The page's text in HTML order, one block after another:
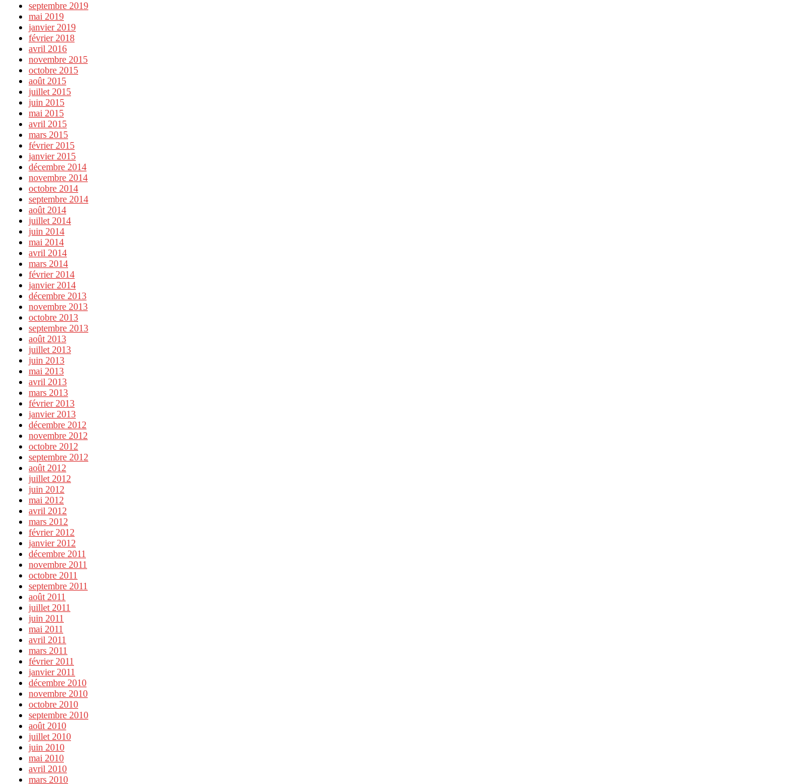
septembre 2019
mai 2019
janvier 2019
février 2018
avril 2016
novembre 2015
octobre 2015
août 2015
juillet 2015
juin 2015
mai 2015
avril 2015
mars 2015
février 2015
janvier 2015
décembre 2014
novembre 2014
octobre 2014
septembre 2014
août 2014
juillet 2014
juin 2014
mai 2014
avril 2014
mars 2014
février 2014
janvier 2014
décembre 2013
novembre 2013
octobre 2013
septembre 2013
août 2013
juillet 2013
juin 2013
mai 2013
avril 2013
mars 2013
février 2013
janvier 2013
décembre 2012
novembre 2012
octobre 2012
septembre 2012
août 2012
juillet 2012
juin 2012
mai 2012
avril 2012
mars 2012
février 2012
janvier 2012
décembre 2011
novembre 2011
octobre 2011
septembre 2011
août 2011
juillet 2011
juin 2011
mai 2011
avril 2011
mars 2011
février 2011
janvier 2011
décembre 2010
novembre 2010
octobre 2010
septembre 2010
août 2010
juillet 2010
juin 2010
mai 2010
avril 2010
mars 2010